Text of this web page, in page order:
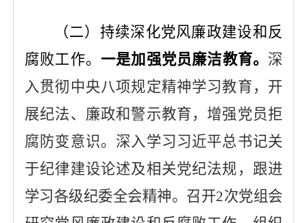
（二） 持续深化党风廉政建设和反
腐败工作。 一是加强党员廉洁教育。 深
入贯彻中央八项规定精神学习教育 ，开
展纪法、廉政和警示教育，增强党员拒
腐防变意识。深入学习习近平总书记关
于纪律建设论述及相关党纪法规，跟进
学习各级纪委全会精神。召开2次党组会